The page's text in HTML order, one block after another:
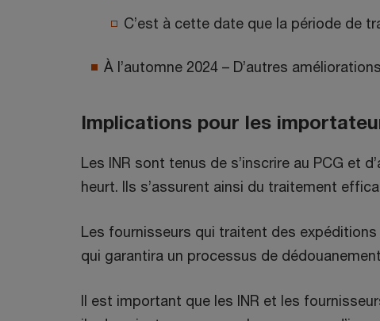
C’est à cette date que la période de
À l’automne 2024 – D’autres
Implications pour les
Les INR sont tenus de s’inscrire au PCG et
heurt. Ils s’assurent ainsi du traitement
Les fournisseurs qui traitent des
qui garantira un processus de
Il est important que les INR et les